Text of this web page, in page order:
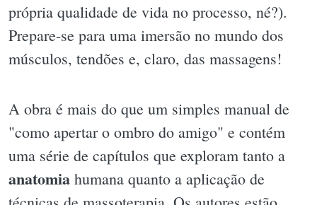
própria qualidade de vida no processo, né?).
Prepare-se para uma imersão no mundo dos
músculos, tendões e, claro, das massagens!
A obra é mais do que um simples manual de
"como apertar o ombro do amigo" e contém
uma série de capítulos que exploram tanto a
anatomia humana quanto a aplicação de